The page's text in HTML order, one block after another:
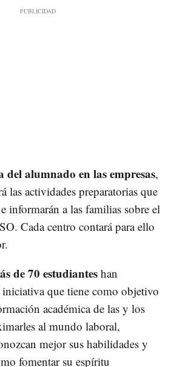
del alumnado en las empresas,
las actividades preparatorias que
informarán a las familias sobre el
Cada centro contará para ello
de 70 estudiantes han
iniciativa que tiene como objetivo
académica de las y los
al mundo laboral,
mejor sus habilidades y
fomentar su espíritu